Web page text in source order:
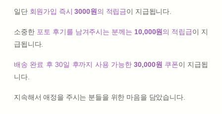
일단 회원가입 즉시3000원 의 적립금이 지급됩니다.
소중한 포토 후기를 남겨주시는 분께는 10,000원 의 적립급이 지
급됩니다.
배송 완료 후 30일 후까지 사용 가능한30,000원 쿠폰이 지급됩
니다.
지속해서 애정을 주시는 분들을 위한 마음을 담았습니다.